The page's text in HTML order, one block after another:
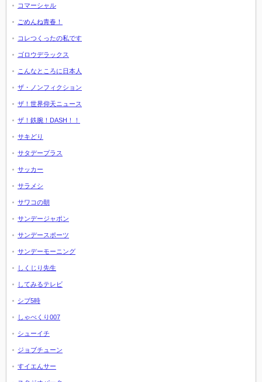
コマーシャル
ごめんね青春！
コレつくったの私です
ゴロウデラックス
こんなところに日本人
ザ・ノンフィクション
ザ！世界仰天ニュース
ザ！鉄腕！DASH！！
サキどり
サタデープラス
サッカー
サラメシ
サワコの朝
サンデージャポン
サンデースポーツ
サンデーモーニング
しくじり先生
してみるテレビ
シブ5時
しゃべくり007
シューイチ
ジョブチューン
すイエんサー